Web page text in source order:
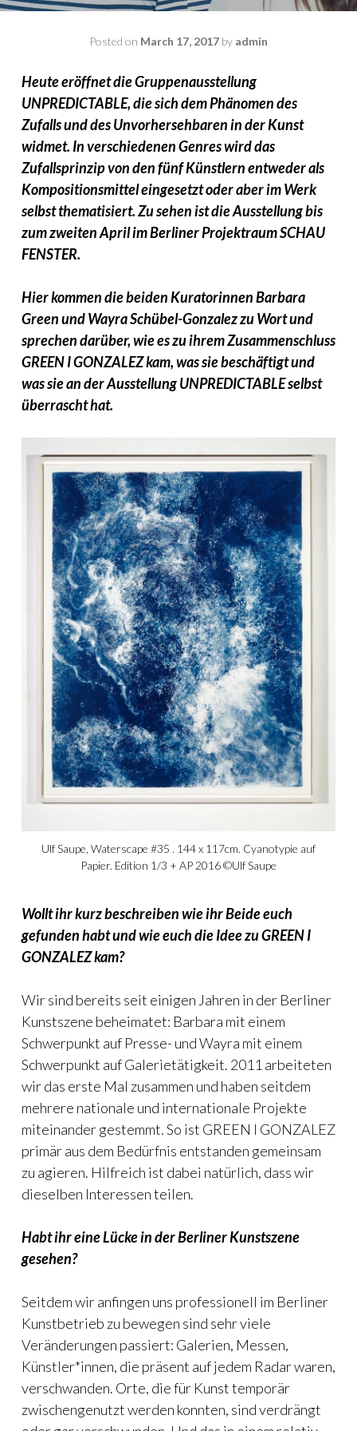
Posted on March 17, 2017 by admin
Heute eröffnet die Gruppenausstellung
UNPREDICTABLE, die sich dem Phänomen des
Zufalls und des Unvorhersehbaren in der Kunst
widmet. In verschiedenen Genres wird das
Zufallsprinzip von den fünf Künstlern entweder als
Kompositionsmittel eingesetzt oder aber im Werk
selbst thematisiert. Zu sehen ist die Ausstellung bis
zum zweiten April im Berliner Projektraum SCHAU
FENSTER.
Hier kommen die beiden Kuratorinnen Barbara
Green und Wayra Schübel-Gonzalez zu Wort und
sprechen darüber, wie es zu ihrem Zusammenschluss
GREEN I GONZALEZ kam, was sie beschäftigt und
was sie an der Ausstellung UNPREDICTABLE selbst
überrascht hat.
Ulf Saupe, Waterscape #35 . 144 x 117cm. Cyanotypie auf
Papier. Edition 1/3 + AP 2016 ©Ulf Saupe
Wollt ihr kurz beschreiben wie ihr Beide euch
gefunden habt und wie euch die Idee zu GREEN I
GONZALEZ kam?
Wir sind bereits seit einigen Jahren in der Berliner
Kunstszene beheimatet: Barbara mit einem
Schwerpunkt auf Presse- und Wayra mit einem
Schwerpunkt auf Galerietätigkeit. 2011 arbeiteten
wir das erste Mal zusammen und haben seitdem
mehrere nationale und internationale Projekte
miteinander gestemmt. So ist GREEN I GONZALEZ
primär aus dem Bedürfnis entstanden gemeinsam
zu agieren. Hilfreich ist dabei natürlich, dass wir
dieselben Interessen teilen.
Habt ihr eine Lücke in der Berliner Kunstszene
gesehen?
Seitdem wir anfingen uns professionell im Berliner
Kunstbetrieb zu bewegen sind sehr viele
Veränderungen passiert: Galerien, Messen,
Künstler*innen, die präsent auf jedem Radar waren,
verschwanden. Orte, die für Kunst temporär
zwischengenutzt werden konnten, sind verdrängt